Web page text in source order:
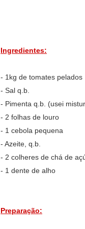
Ingredientes:
- 1kg de tomates pelados
- Sal q.b.
- Pimenta q.b. (usei
- 2 folhas de louro
- 1 cebola pequena
- Azeite, q.b.
- 2 colheres de chá de
- 1 dente de alho
Preparação: